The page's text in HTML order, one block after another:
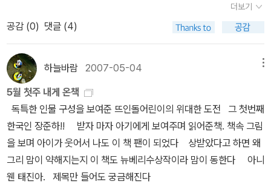
개 / 2011년 1월 Green - 내가 먼저 만드는 푸른 지구 레나 디오리오
글, 크리스 블레어 그림, 박선주 옮김 / 푸른날개 / 2011년 1월 가스펠
의 천국 여행기팔코너 (양장) 존 치버 지음, 박영원 옮김 / 문학동네 /
2011년 2월더 귀여운 종이오리기 (주)학습연구사 편집부 엮음 / 진
선아트북 / 2011년 2월
박물관세계 파충류 & 공룡 박물관아기자기 예쁜 카페들헤이리에서
만난 자작나무~~ 정말 그림 속의 모습처럼 하얀 나무 껍질이 인상적
이었어요.바로 자작나무 옆에는 황인용MUSIC SPACE가 있던데,
우리가 아는 아나운서 황인용? 아마 아닐지도...혼자 조용히 발길 닿
는대로 여기저기 한 시간 정도 둘러보고, 돌아오기 전 지역경제를 위
해 시원한 커피도 한 잔... 네꼬님에게는 다녀간다는 전화통화만 했지
만 고양이들을 보며 네꼬님을 생각했어요. 달음박질해 네꼬님께 온
소년도...^^돌아올 때는 게이트 6에서 버스를 탔는데,게이트 6번에서
내려 구경하면 더 좋을 거 같아요.2200번 버스를 타고 돌아오면서
만난 풍경~한강 상류~ 철조망을 보며 '비무장지대에 봄이 오면'이 떠
오르더군요.합정역에 도착해 지하철로 이동, 종각에서 만난 마노아님
더 교묘한 수법으로 한글을 박해하고 있다. 아니 더욱 노골적으로 '영
어공용화'니 '영어몰입'이니 떠벌리면서 우리글을 박대하는게 현실이
다.위 글에서도 보이듯이 옛날의 선비들도 중국 글을최고로 알았던
것처럼 오늘도 어륀지인지 아륀지인지 주접떠는 이들이 저들과 무엇
이 다르겠는가! 중국을 사대했던 조선처럼 미국과 영어를 사대하는
국가가, 아니 오히려 식민지인양 자처하는대통령과 지도자들이우리
글을 소홀히 한다면옛날의 민초들이 그랬던 것처럼 우리가 한글을 사
랑하는 일에 나서야 할 것이다. 내 자식 영어공부시키는 일에불을 켜
지 말고 우리말 우리글로 된 아름다운 작품들을 읽히는 일에더 마음
을쓰면 좋겠다. UN의 유네스코에선 문맹 퇴치에 크게 이바지한 사람
에게 '세종대왕상'을 수여하는데, 이것은 한글의 가치와 공적을 국제
문화정보마당 * 행사명 : 한도서관 한 책 읽기 * 문의 : 02-515-117
표제작만 보았고, '지난밤 학교에서 생긴 일'은 아직 못 봤어요. 김향
이작가 강연회 * 일 시 : 2008. 9. 20 (금) 오후 4시 * 장 소 : 구리
한강 시민공원 * 행사명 : 제3회 희망경기 평생 학습축제 *주최 : 경
기도 교육청 * 문 의 : 031-550-2124 김향이 작가님은 MBC느낌
표에서 '달님은 알지요'가 소개되어 많은 분들이알지요. '나는 쇠무릎
이야'에 수록된 '비둘기 구구'가 4학년 1학기 읽기에실렸고,'쌀뱅이는
아시나요'에 수록된 '마음이 담긴 그릇'은 5학년 1학기에, 표제작인
'쌀뱅이를 아시나요'는 6학년 1학기와 관련되어어린이들도 친숙한 작
더보기
공감 (0) 댓글 (4)
하늘바람 2007-05-04
5월 첫주 내게 온책
독특한 인물 구성을 보여준 뜨인돌어린이의 위대한 도전 그 첫번째
한국인 장준하!! 받자 마자 아기에게 보여주며 읽어준책. 책속 그림
을 보며 아이가 웃어서 나도 이 책 팬이 되었다 상받았다고 하면 왜
그리 맘이 약해지는지 이 책도 뉴베리수상작이라 맘이 동한다 아니
웬 태진아. 제목만 들어도 궁금해진다